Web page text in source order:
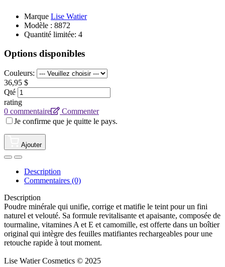
Marque Lise Watier
Modèle : 8872
Quantité limitée: 4
Options disponibles
Couleurs:
36,95 $
Qté
rating
0 commentaire
Commenter
Je confirme que je quitte le pays.
Ajouter
Description
Commentaires (0)
Description
Poudre minérale qui unifie, corrige et matifie le teint pour un fini
naturel et velouté. Sa formule revitalisante et apaisante, composée de
tourmaline, vitamines A et E et camomille, est offerte dans un boîtier
original qui intègre des feuilles matifiantes rechargeables pour une
retouche rapide à tout moment.
Lise Watier Cosmetics © 2025